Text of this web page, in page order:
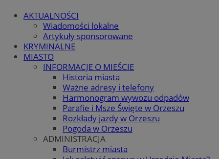
AKTUALNOŚCI
Wiadomości lokalne
Artykuły sponsorowane
KRYMINALNE
MIASTO
INFORMACJE O MIEŚCIE
Historia miasta
Ważne adresy i telefony
Harmonogram wywozu odpadów
Parafie i Msze Święte w Orzeszu
Rozkłady jazdy w Orzeszu
Pogoda w Orzeszu
ADMINISTRACJA
Burmistrz miasta